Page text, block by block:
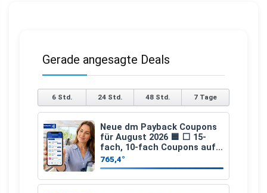
Gerade angesagte Deals
6 Std. 24 Std. 48 Std. 7 Tage
Neue dm Payback Coupons
für August 2026 🟦 ⬜ 15-
fach, 10-fach Coupons auf
den gesamten Einkauf ab 2
€
765,4°